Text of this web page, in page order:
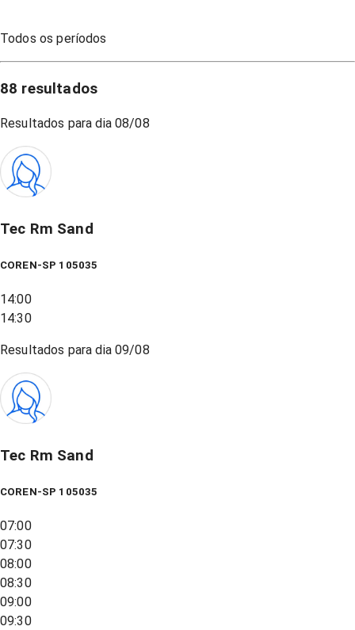
Todos os períodos
88 resultados
Resultados para dia08/08
Tec Rm Sand
COREN-SP 105035
14:00
14:30
Resultados para dia09/08
Tec Rm Sand
COREN-SP 105035
07:00
07:30
08:00
08:30
09:00
09:30